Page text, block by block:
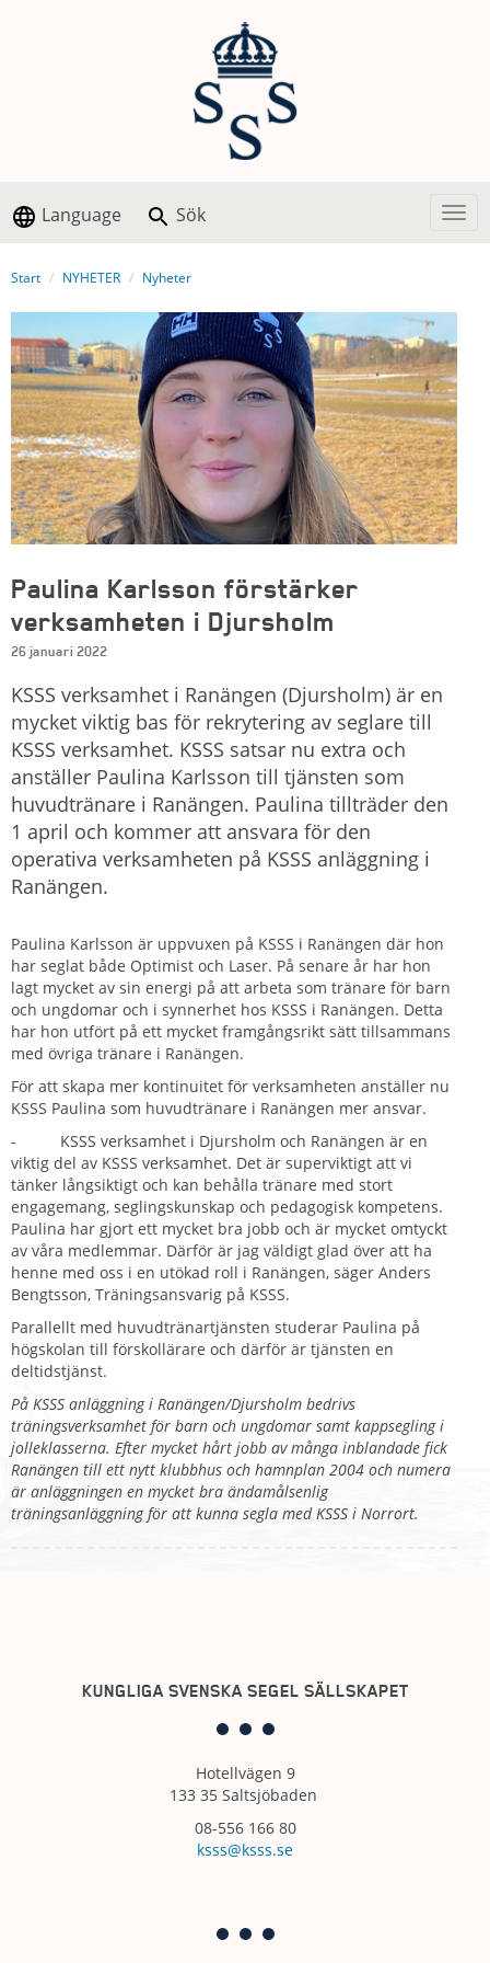
Language Sök
Start NYHETER Nyheter
Paulina Karlsson förstärker
verksamheten i Djursholm
26 januari 2022
KSSS verksamhet i Ranängen (Djursholm) är en
mycket viktig bas för rekrytering av seglare till
KSSS verksamhet. KSSS satsar nu extra och
anställer Paulina Karlsson till tjänsten som
huvudtränare i Ranängen. Paulina tillträder den
1 april och kommer att ansvara för den
operativa verksamheten på KSSS anläggning i
Ranängen.
Paulina Karlsson är uppvuxen på KSSS i Ranängen där hon
har seglat både Optimist och Laser. På senare år har hon
lagt mycket av sin energi på att arbeta som tränare för barn
och ungdomar och i synnerhet hos KSSS i Ranängen. Detta
har hon utfört på ett mycket framgångsrikt sätt tillsammans
med övriga tränare i Ranängen.
För att skapa mer kontinuitet för verksamheten anställer nu
KSSS Paulina som huvudtränare i Ranängen mer ansvar.
- KSSS verksamhet i Djursholm och Ranängen är en
viktig del av KSSS verksamhet. Det är superviktigt att vi
tänker långsiktigt och kan behålla tränare med stort
engagemang, seglingskunskap och pedagogisk kompetens.
Paulina har gjort ett mycket bra jobb och är mycket omtyckt
av våra medlemmar. Därför är jag väldigt glad över att ha
henne med oss i en utökad roll i Ranängen, säger Anders
Bengtsson, Träningsansvarig på KSSS.
Parallellt med huvudtränartjänsten studerar Paulina på
högskolan till förskollärare och därför är tjänsten en
deltidstjänst.
På KSSS anläggning i Ranängen/Djursholm bedrivs
träningsverksamhet för barn och ungdomar samt kappsegling i
jolleklasserna. Efter mycket hårt jobb av många inblandade fick
Ranängen till ett nytt klubbhus och hamnplan 2004 och numera
är anläggningen en mycket bra ändamålsenlig
träningsanläggning för att kunna segla med KSSS i Norrort.
KUNGLIGA SVENSKA SEGEL SÄLLSKAPET
Hotellvägen 9
133 35 Saltsjöbaden
08-556 166 80
ksss@ksss.se